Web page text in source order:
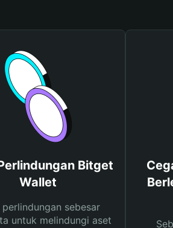
Bitget
Wallet
perlindungan sebesar
untuk melindungi aset